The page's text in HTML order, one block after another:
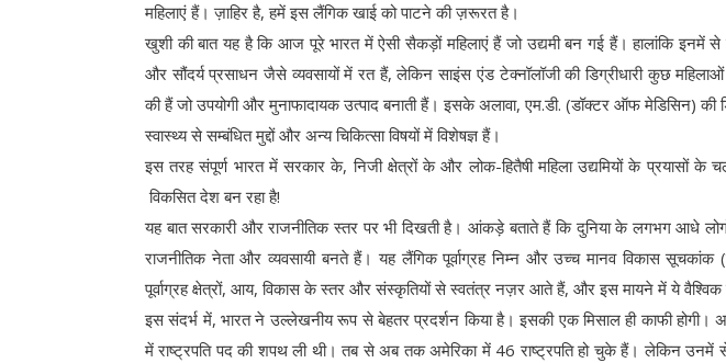
महिलाएं हैं। ज़ाहिर है, हमें इस लैंगिक खाई को पाटने की ज़रूरत है।
खुशी की बात यह है कि आज पूरे भारत में ऐसी सैकड़ों महिलाएं हैं जो उद्यमी बन गई हैं। हालांकि इनमें से
और सौंदर्य प्रसाधन जैसे व्यवसायों में रत हैं, लेकिन साइंस एंड टेक्नॉलॉजी की डिग्रीधारी कुछ महिलाओं
की हैं जो उपयोगी और मुनाफादायक उत्पाद बनाती हैं। इसके अलावा, एम.डी. (डॉक्टर ऑफ मेडिसिन) की
स्वास्थ्य से सम्बंधित मुद्दों और अन्य चिकित्सा विषयों में विशेषज्ञ हैं।
इस तरह संपूर्ण भारत में सरकार के, निजी क्षेत्रों के और लोक-हितैषी महिला उद्यमियों के प्रयासों
विकसित देश बन रहा है!
यह बात सरकारी और राजनीतिक स्तर पर भी दिखती है। आंकड़े बताते हैं कि दुनिया के लगभग आधे
राजनीतिक नेता और व्यवसायी बनते हैं। यह लैंगिक पूर्वाग्रह निम्न और उच्च मानव विकास
पूर्वाग्रह क्षेत्रों, आय, विकास के स्तर और संस्कृतियों से स्वतंत्र नज़र आते हैं, और इस मायने में ये वैश्विक
इस संदर्भ में, भारत ने उल्लेखनीय रूप से बेहतर प्रदर्शन किया है। इसकी एक मिसाल ही काफी होगी।
में राष्ट्रपति पद की शपथ ली थी। तब से अब तक अमेरिका में 46 राष्ट्रपति हो चुके हैं। लेकिन उनमें से